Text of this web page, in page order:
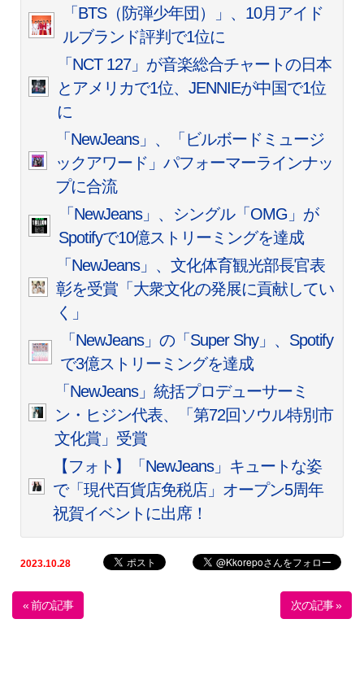
「BTS（防弾少年団）」、10月アイド
ルブランド評判で1位に
「NCT 127」が音楽総合チャートの日本
とアメリカで1位、JENNIEが中国で1位
に
「NewJeans」、「ビルボードミュージ
ックアワード」パフォーマーラインナッ
プに合流
「NewJeans」、シングル「OMG」が
Spotifyで10億ストリーミングを達成
「NewJeans」、文化体育観光部長官表
彰を受賞「大衆文化の発展に貢献してい
く」
「NewJeans」の「Super Shy」、Spotify
で3億ストリーミングを達成
「NewJeans」統括プロデューサーミ
ン・ヒジン代表、「第72回ソウル特別市
文化賞」受賞
【フォト】「NewJeans」キュートな姿
で「現代百貨店免税店」オープン5周年
祝賀イベントに出席！
2023.10.28
« 前の記事 次の記事 »